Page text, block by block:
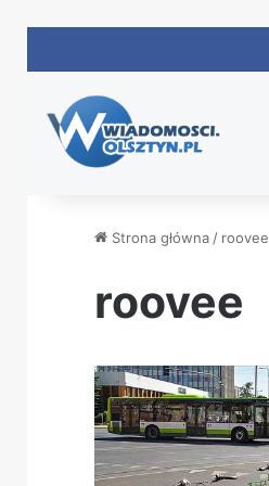
Strona główna / roovee
roovee